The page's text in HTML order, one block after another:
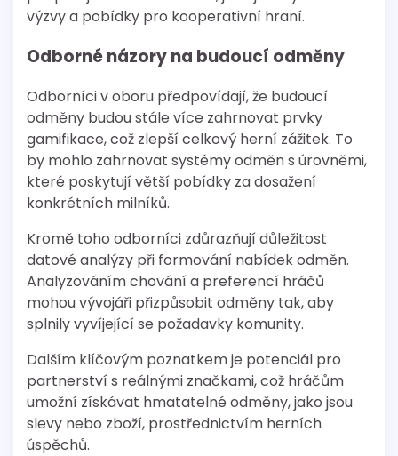
výzvy a pobídky pro kooperativní hraní.
Odborné názory na budoucí odměny
Odborníci v oboru předpovídají, že budoucí
odměny budou stále více zahrnovat prvky
gamifikace, což zlepší celkový herní zážitek. To
by mohlo zahrnovat systémy odměn s úrovněmi,
které poskytují větší pobídky za dosažení
konkrétních milníků.
Kromě toho odborníci zdůrazňují důležitost
datové analýzy při formování nabídek odměn.
Analyzováním chování a preferencí hráčů
mohou vývojáři přizpůsobit odměny tak, aby
splnily vyvíjející se požadavky komunity.
Dalším klíčovým poznatkem je potenciál pro
partnerství s reálnými značkami, což hráčům
umožní získávat hmatatelné odměny, jako jsou
slevy nebo zboží, prostřednictvím herních
úspěchů.